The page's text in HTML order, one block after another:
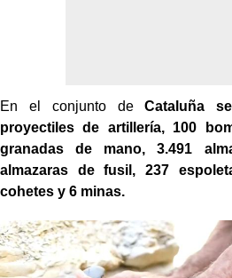
En el conjunto deCataluña
proyectiles de artillería, 100
granadas de mano, 3.491
almazaras de fusil, 237
cohetes y 6 minas.